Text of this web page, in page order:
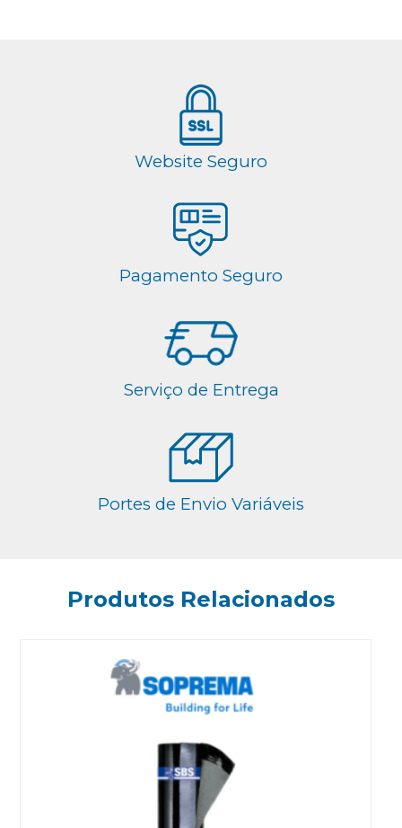
Website Seguro
Pagamento Seguro
Serviço de Entrega
Portes de Envio Variáveis
Produtos Relacionados